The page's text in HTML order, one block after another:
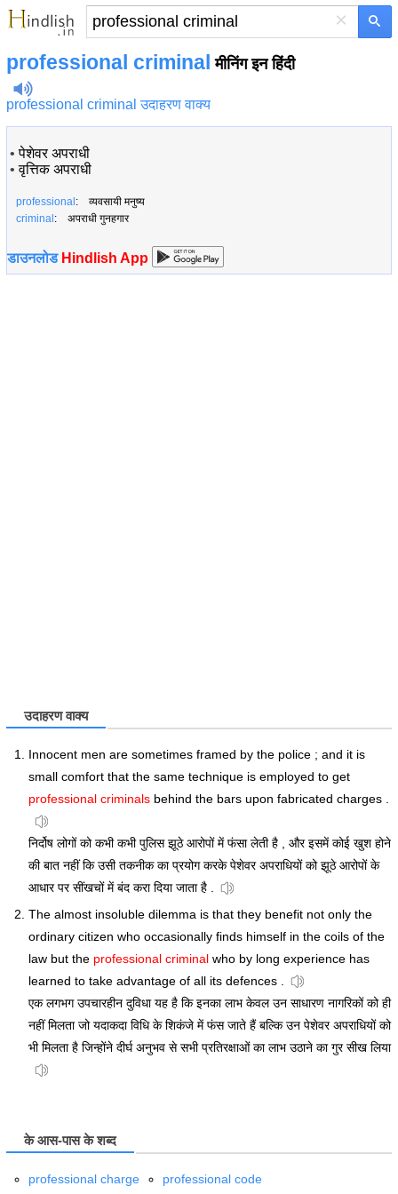
×
professional criminal मीनिंग इन हिंदी
professional criminal उदाहरण वाक्य
•पेशेवर अपराधी
•वृत्तिक अपराधी
professional : व्यवसायी मनुष्य
criminal : अपराधी गुनहगार
डाउनलोड Hindlish App
उदाहरण वाक्य
Innocent men are sometimes framed by the police ; and it is
small comfort that the same technique is employed to get
professional criminals behind the bars upon fabricated charges .
निर्दोष लोगों को कभी कभी पुलिस झूठे आरोपों में फंसा लेती है , और इसमें कोई खुश होने
की बात नहीं कि उसी तकनीक का प्रयोग करके पेशेवर अपराधियों को झूठे आरोपों के
आधार पर सींखचों में बंद करा दिया जाता है .
The almost insoluble dilemma is that they benefit not only the
ordinary citizen who occasionally finds himself in the coils of the
law but the professional criminal who by long experience has
learned to take advantage of all its defences .
एक लगभग उपचारहीन दुविधा यह है कि इनका लाभ केवल उन साधारण नागरिकों को ही
नहीं मिलता जो यदाकदा विधि के शिकंजे में फंस जाते हैं बल्कि उन पेशेवर अपराधियों को
भी मिलता है जिन्होंने दीर्घ अनुभव से सभी प्रतिरक्षाओं का लाभ उठाने का गुर सीख लिया
के आस-पास के शब्द
professional charge professional code